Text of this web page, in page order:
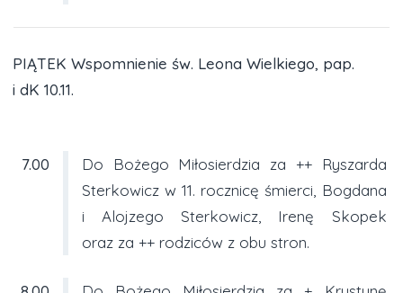
PIĄTEK Wspomnienie św. Leona Wielkiego, pap.
i dK 10.11.
7.00
Do Bożego Miłosierdzia za ++ Ryszarda
Sterkowicz w 11. rocznicę śmierci, Bogdana
i Alojzego Sterkowicz, Irenę Skopek
oraz za ++ rodziców z obu stron.